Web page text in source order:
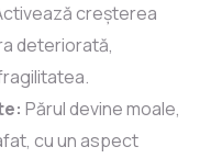
creșterea
deteriorată,
Părul devine moale,
cu un aspect